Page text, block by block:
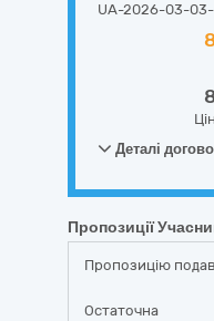
UA-2026-03-
Деталі
Пропозиції
Пропозицію
Остаточна